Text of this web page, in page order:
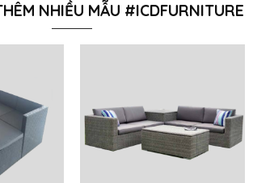
NHIỀU MẪU #ICDFURNITURE